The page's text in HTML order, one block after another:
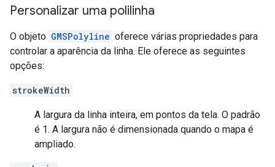
Personalizar uma polilinha
O objeto GMSPolyline oferece várias propriedades para
controlar a aparência da linha. Ele oferece as seguintes
opções:
strokeWidth
A largura da linha inteira, em pontos da tela. O padrão
é 1. A largura não é dimensionada quando o mapa é
ampliado.